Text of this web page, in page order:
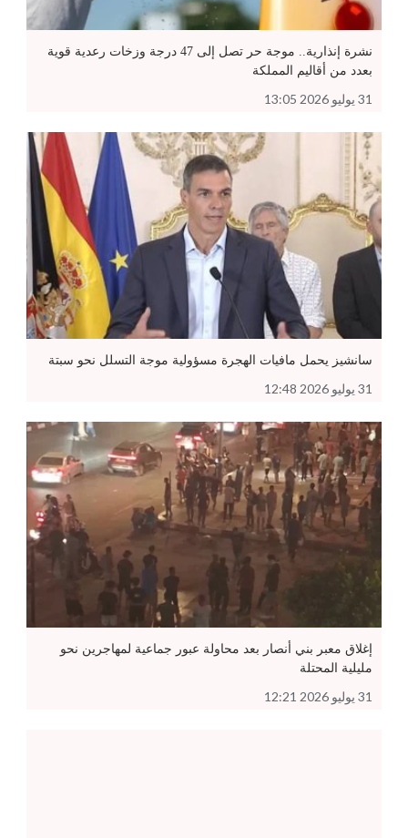
نشرة إنذارية.. موجة حر تصل إلى 47 درجة وزخات رعدية قوية
بعدد من أقاليم المملكة
31 يوليو 2026 13:05
سانشيز يحمل مافيات الهجرة مسؤولية موجة التسلل نحو سبتة
31 يوليو 2026 12:48
إغلاق معبر بني أنصار بعد محاولة عبور جماعية لمهاجرين نحو
مليلية المحتلة
31 يوليو 2026 12:21